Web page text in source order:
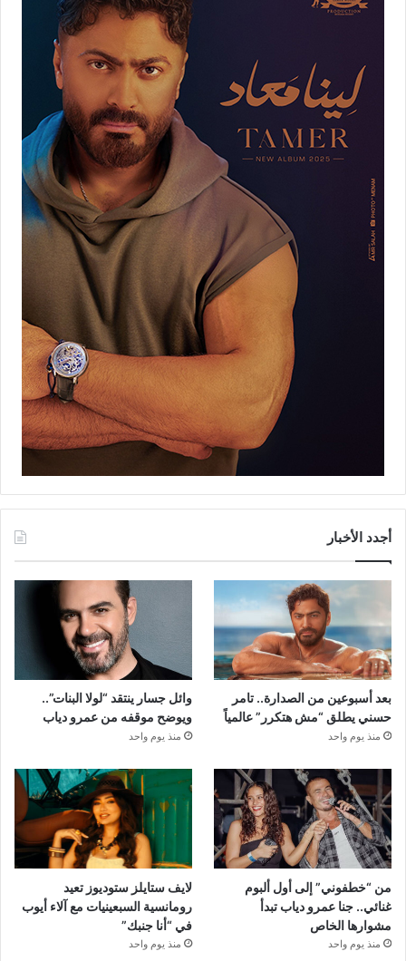
أجدد الأخبار
بعد أسبوعين من الصدارة.. تامر
حسني يطلق “مش هتكرر” عالمياً
منذ يوم واحد
وائل جسار ينتقد “لولا البنات”..
ويوضح موقفه من عمرو دياب
منذ يوم واحد
من “خطفوني” إلى أول ألبوم
غنائي.. جنا عمرو دياب تبدأ
مشوارها الخاص
منذ يوم واحد
لايف ستايلز ستوديوز تعيد
رومانسية السبعينيات مع آلاء أيوب
في “أنا جنبك”
منذ يوم واحد